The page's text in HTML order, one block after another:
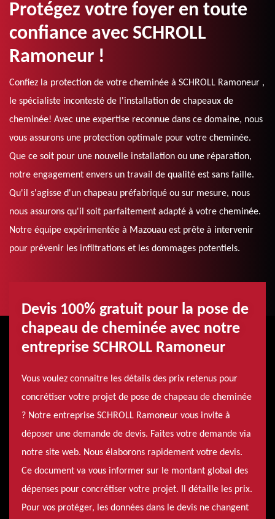
Protégez votre foyer en toute
confiance avec SCHROLL
Ramoneur !
Confiez la protection de votre cheminée à SCHROLL Ramoneur ,
le spécialiste incontesté de l'installation de chapeaux de
cheminée! Avec une expertise reconnue dans ce domaine, nous
vous assurons une protection optimale pour votre cheminée.
Que ce soit pour une nouvelle installation ou une réparation,
notre engagement envers un travail de qualité est sans faille.
Qu'il s'agisse d'un chapeau préfabriqué ou sur mesure, nous
nous assurons qu'il soit parfaitement adapté à votre cheminée.
Notre équipe expérimentée à Mazouau est prête à intervenir
pour prévenir les infiltrations et les dommages potentiels.
Devis 100% gratuit pour la pose de
chapeau de cheminée avec notre
entreprise SCHROLL Ramoneur
Vous voulez connaitre les détails des prix retenus pour
concrétiser votre projet de pose de chapeau de cheminée
? Notre entreprise SCHROLL Ramoneur vous invite à
déposer une demande de devis. Faites votre demande via
notre site web. Nous élaborons rapidement votre devis.
Ce document va vous informer sur le montant global des
dépenses pour concrétiser votre projet. Il détaille les prix.
Pour vos protéger, les données dans le devis ne changent